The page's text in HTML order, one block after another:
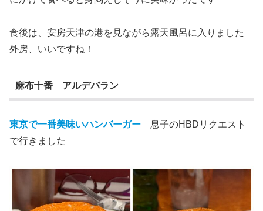
食後は、安房天津の港を見ながら露天風呂に入りました
外房、いいですね！
麻布十番 アルデバラン
東京で一番美味いハンバーガー 息子のHBDリクエスト
で行きました